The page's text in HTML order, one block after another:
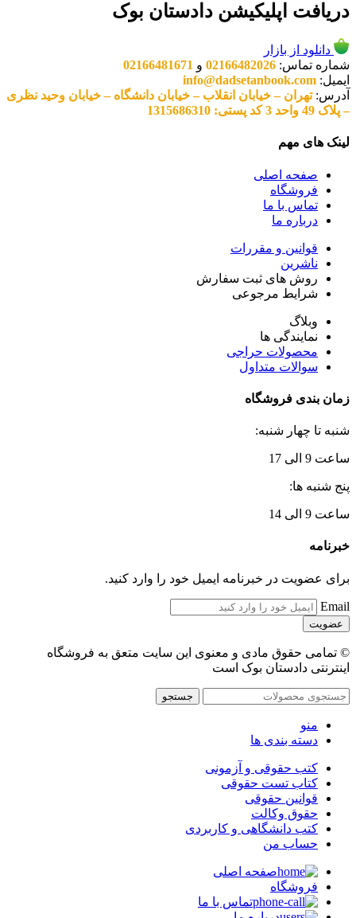
دریافت اپلیکیشن دادستان بوک
دانلود از بازار
شماره تماس: 02166482026 و 02166481671
ایمیل: info@dadsetanbook.com
آدرس:تهران – خیابان انقلاب – خیابان دانشگاه – خیابان وحید نظری
– پلاک 49 واحد 3 کد پستی: 1315686310
لینک های مهم
صفحه اصلی
فروشگاه
تماس با ما
درباره ما
قوانین و مقررات
ناشرین
روش های ثبت سفارش
شرایط مرجوعی
وبلاگ
نمایندگی ها
محصولات حراجی
سوالات متداول
زمان بندی فروشگاه
شنبه تا چهار شنبه:
ساعت 9 الی 17
پنج شنبه ها:
ساعت 9 الی 14
خبرنامه
برای عضویت در خبرنامه ایمیل خود را وارد کنید.
Email
© تمامی حقوق مادی و معنوی این سایت متعق به فروشگاه
اینترنتی دادستان بوک است
جستجو
منو
دسته بندی ها
کتب حقوقی و آزمونی
کتاب تست حقوقی
قوانین حقوقی
حقوق وکالت
کتب دانشگاهی و کاربردی
حساب من
صفحه اصلی
فروشگاه
تماس با ما